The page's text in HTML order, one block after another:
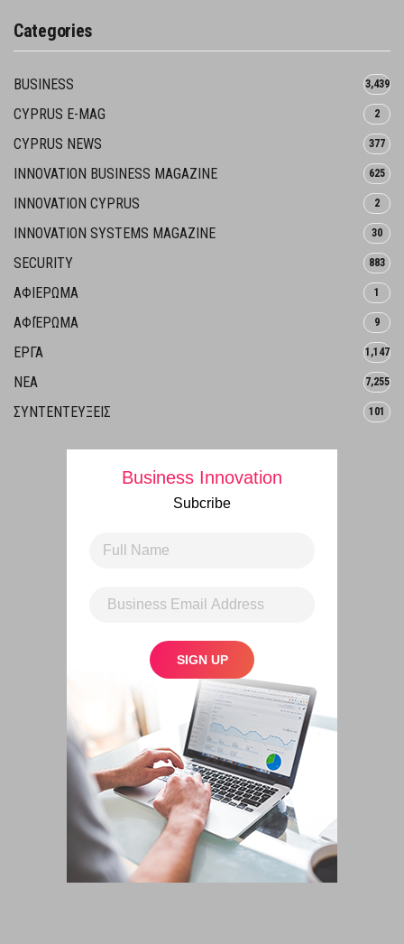
Categories
BUSINESS 3,439
CYPRUS E-MAG 2
CYPRUS NEWS 377
INNOVATION BUSINESS MAGAZINE 625
INNOVATION CYPRUS 2
INNOVATION SYSTEMS MAGAZINE 30
SECURITY 883
ΑΦΙΕΡΩΜΑ 1
ΑΦΙΈΡΩΜΑ 9
ΕΡΓΑ 1,147
ΝΕΑ 7,255
ΣΥΝΤΕΝΤΕΥΞΕΙΣ 101
Business Innovation
Subcribe